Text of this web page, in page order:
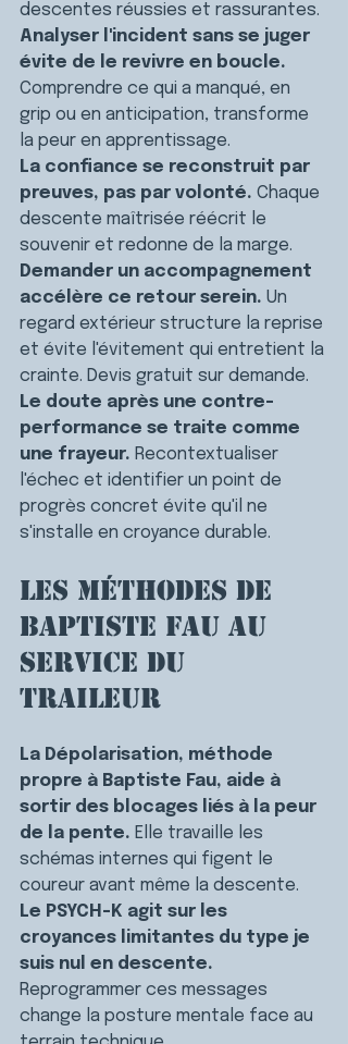
descentes réussies et rassurantes.
Analyser l'incident sans se juger
évite de le revivre en boucle.
Comprendre ce qui a manqué, en
grip ou en anticipation, transforme
la peur en apprentissage.
La confiance se reconstruit par
preuves, pas par volonté. Chaque
descente maîtrisée réécrit le
souvenir et redonne de la marge.
Demander un accompagnement
accélère ce retour serein. Un
regard extérieur structure la reprise
et évite l'évitement qui entretient la
crainte. Devis gratuit sur demande.
Le doute après une contre-
performance se traite comme
une frayeur. Recontextualiser
l'échec et identifier un point de
progrès concret évite qu'il ne
s'installe en croyance durable.
Les méthodes de
Baptiste Fau au
service du
traileur
La Dépolarisation, méthode
propre à Baptiste Fau, aide à
sortir des blocages liés à la peur
de la pente. Elle travaille les
schémas internes qui figent le
coureur avant même la descente.
Le PSYCH-K agit sur les
croyances limitantes du type je
suis nul en descente.
Reprogrammer ces messages
change la posture mentale face au